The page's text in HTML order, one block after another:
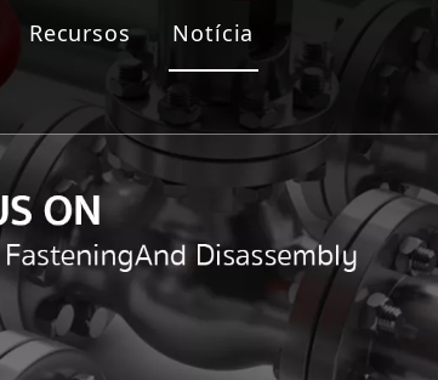
Recursos Notícia